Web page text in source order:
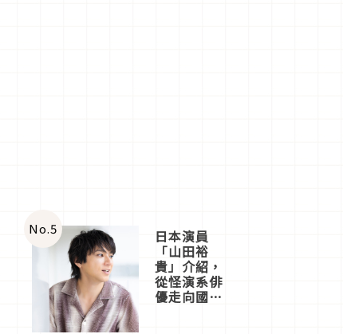
No.5 日本演員
「山田裕
貴」介紹，
從怪演系俳
優走向國民